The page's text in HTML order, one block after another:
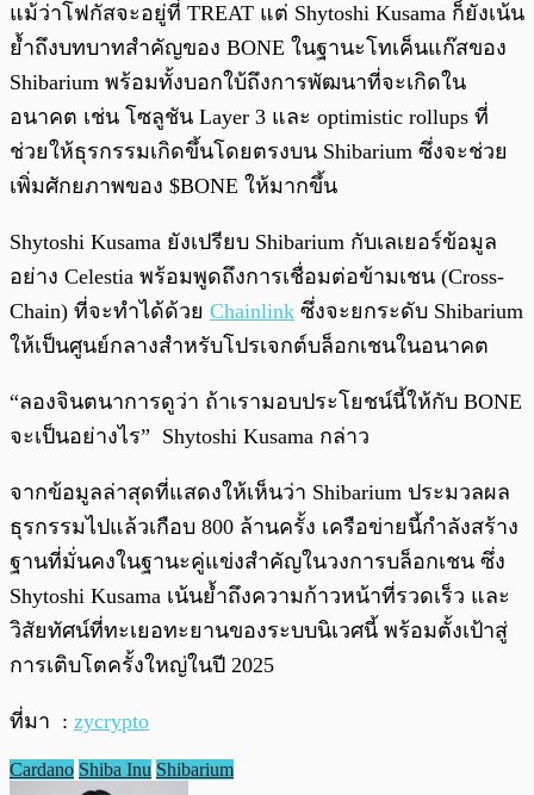
แม้ว่าโฟกัสจะอยู่ที่ TREAT แต่ Shytoshi Kusama ก็ยังเน้น
ย้ำถึงบทบาทสำคัญของ BONE ในฐานะโทเค็นแก๊สของ
Shibarium พร้อมทั้งบอกใบ้ถึงการพัฒนาที่จะเกิดใน
อนาคต เช่น โซลูชัน Layer 3 และ optimistic rollups ที่
ช่วยให้ธุรกรรมเกิดขึ้นโดยตรงบน Shibarium ซึ่งจะช่วย
เพิ่มศักยภาพของ $BONE ให้มากขึ้น
Shytoshi Kusama ยังเปรียบ Shibarium กับเลเยอร์ข้อมูล
อย่าง Celestia พร้อมพูดถึงการเชื่อมต่อข้ามเชน (Cross-
Chain) ที่จะทำได้ด้วย Chainlink ซึ่งจะยกระดับ Shibarium
ให้เป็นศูนย์กลางสำหรับโปรเจกต์บล็อกเชนในอนาคต
“ลองจินตนาการดูว่า ถ้าเรามอบประโยชน์นี้ให้กับ BONE
จะเป็นอย่างไร” Shytoshi Kusama กล่าว
จากข้อมูลล่าสุดที่แสดงให้เห็นว่า Shibarium ประมวลผล
ธุรกรรมไปแล้วเกือบ 800 ล้านครั้ง เครือข่ายนี้กำลังสร้าง
ฐานที่มั่นคงในฐานะคู่แข่งสำคัญในวงการบล็อกเชน ซึ่ง
Shytoshi Kusama เน้นย้ำถึงความก้าวหน้าที่รวดเร็ว และ
วิสัยทัศน์ที่ทะเยอทะยานของระบบนิเวศนี้ พร้อมตั้งเป้าสู่
การเติบโตครั้งใหญ่ในปี 2025
ที่มา : zycrypto
Cardano Shiba Inu Shibarium